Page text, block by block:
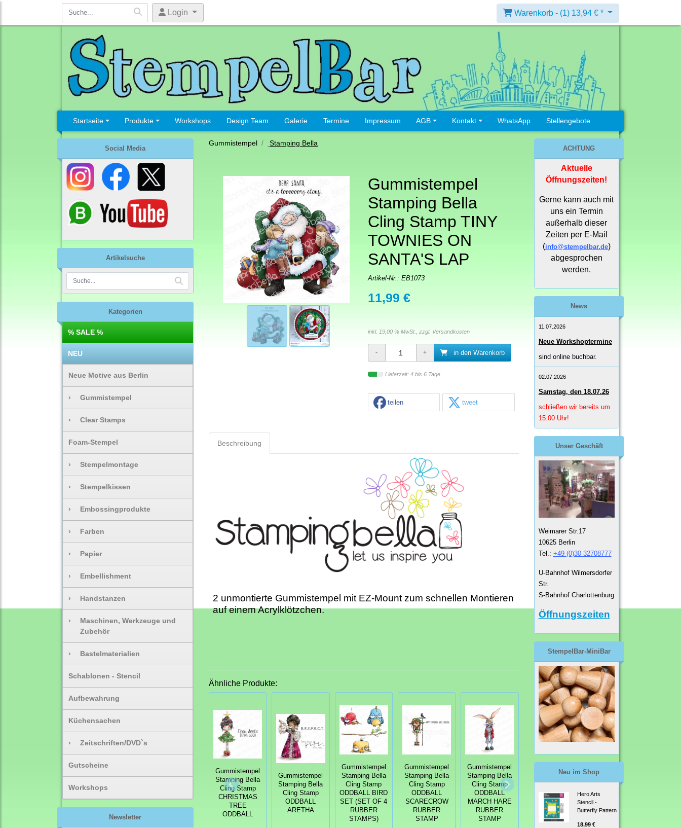
Login Warenkorb - (1) 13,94 € *
Startseite Produkte Workshops Design Team Galerie Termine Impressum AGB Kontakt WhatsApp Stellengebote
Social Media
Artikelsuche
Kategorien
% SALE %
NEU
Neue Motive aus Berlin
› Gummistempel
› Clear Stamps
Foam-Stempel
› Stempelmontage
› Stempelkissen
› Embossingprodukte
› Farben
› Papier
› Embellishment
› Handstanzen
›
Maschinen, Werkzeuge und
Zubehör
› Bastelmaterialien
Schablonen - Stencil
Aufbewahrung
Küchensachen
› Zeitschriften/DVD`s
Gutscheine
Workshops
Newsletter
Gummistempel Stamping Bella
Gummistempel
Stamping Bella
Cling Stamp TINY
TOWNIES ON
SANTA'S LAP
Artikel-Nr.: EB1073
11,99 €
inkl. 19,00 % MwSt., zzgl. Versandkosten
in den Warenkorb
Lieferzeit: 4 bis 6 Tage
teilen tweet
Beschreibung
2 unmontierte Gummistempel mit EZ-Mount zum schnellen Montieren
auf einem Acrylklötzchen.
Ähnliche Produkte:
Gummistempel
Stamping Bella
Cling Stamp
CHRISTMAS
TREE
ODDBALL
Gummistempel
Stamping Bella
Cling Stamp
ODDBALL
ARETHA
Gummistempel
Stamping Bella
Cling Stamp
ODDBALL BIRD
SET (SET OF 4
RUBBER
STAMPS)
Gummistempel
Stamping Bella
Cling Stamp
ODDBALL
SCARECROW
RUBBER
STAMP
Gummistempel
Stamping Bella
Cling Stamp
ODDBALL
MARCH HARE
RUBBER
STAMP
Gummistempel
GNOME HOME
RUBBER
STAMP
Stamping Bella
Cling Stamp
ODDBALL MAD
RUBBER
ACHTUNG
Aktuelle
Öffnungszeiten!
Gerne kann auch mit
uns ein Termin
außerhalb dieser
Zeiten per E-Mail
(info@stempelbar.de)
abgesprochen
werden.
News
11.07.2026
Neue Workshoptermine
sind online buchbar.
02.07.2026
Samstag, den 18.07.26
schließen wir bereits um
15:00 Uhr!
Unser Geschäft
Weimarer Str.17
10625 Berlin
Tel.: +49 (0)30 32708777
U-Bahnhof Wilmersdorfer
Str.
S-Bahnhof Charlottenburg
Öffnungszeiten
StempelBar-MiniBar
Neu im Shop
Hero Arts
Stencil -
Butterfly Pattern
18,99 €